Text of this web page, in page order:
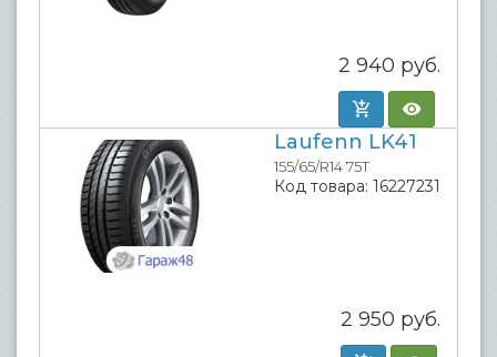
2 940 руб.
Laufenn LK41
155/65/R14 75T
Код товара: 16227231
2 950 руб.